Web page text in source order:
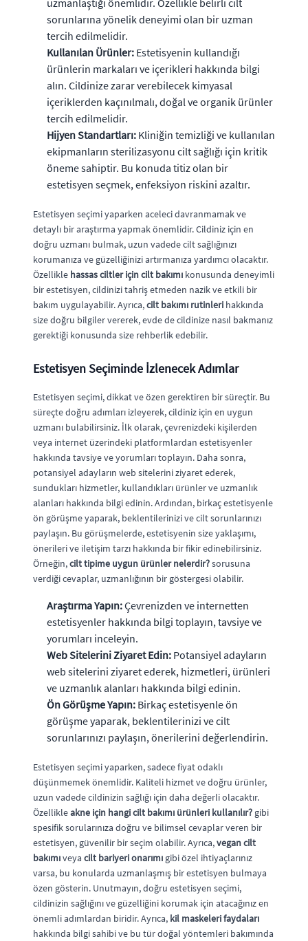
sorunlarına yönelik deneyimi olan bir uzman
tercih edilmelidir.
Kullanılan Ürünler: Estetisyenin kullandığı
ürünlerin markaları ve içerikleri hakkında bilgi
alın. Cildinize zarar verebilecek kimyasal
içeriklerden kaçınılmalı, doğal ve organik ürünler
tercih edilmelidir.
Hijyen Standartları: Kliniğin temizliği ve kullanılan
ekipmanların sterilizasyonu cilt sağlığı için kritik
öneme sahiptir. Bu konuda titiz olan bir
estetisyen seçmek, enfeksiyon riskini azaltır.
Estetisyen seçimi yaparken aceleci davranmamak ve
detaylı bir araştırma yapmak önemlidir. Cildiniz için en
doğru uzmanı bulmak, uzun vadede cilt sağlığınızı
korumanıza ve güzelliğinizi artırmanıza yardımcı olacaktır.
Özellikle hassas ciltler için cilt bakımı konusunda deneyimli
bir estetisyen, cildinizi tahriş etmeden nazik ve etkili bir
bakım uygulayabilir. Ayrıca,cilt bakımı rutinleri hakkında
size doğru bilgiler vererek, evde de cildinize nasıl bakmanız
gerektiği konusunda size rehberlik edebilir.
Estetisyen Seçiminde İzlenecek Adımlar
Estetisyen seçimi, dikkat ve özen gerektiren bir süreçtir. Bu
süreçte doğru adımları izleyerek, cildiniz için en uygun
uzmanı bulabilirsiniz. İlk olarak, çevrenizdeki kişilerden
veya internet üzerindeki platformlardan estetisyenler
hakkında tavsiye ve yorumları toplayın. Daha sonra,
potansiyel adayların web sitelerini ziyaret ederek,
sundukları hizmetler, kullandıkları ürünler ve uzmanlık
alanları hakkında bilgi edinin. Ardından, birkaç estetisyenle
ön görüşme yaparak, beklentilerinizi ve cilt sorunlarınızı
paylaşın. Bu görüşmelerde, estetisyenin size yaklaşımı,
önerileri ve iletişim tarzı hakkında bir fikir edinebilirsiniz.
Örneğin,cilt tipime uygun ürünler nelerdir?sorusuna
verdiği cevaplar, uzmanlığının bir göstergesi olabilir.
Araştırma Yapın:Çevrenizden ve internetten
estetisyenler hakkında bilgi toplayın, tavsiye ve
yorumları inceleyin.
Web Sitelerini Ziyaret Edin: Potansiyel adayların
web sitelerini ziyaret ederek, hizmetleri, ürünleri
ve uzmanlık alanları hakkında bilgi edinin.
Ön Görüşme Yapın: Birkaç estetisyenle ön
görüşme yaparak, beklentilerinizi ve cilt
sorunlarınızı paylaşın, önerilerini değerlendirin.
Estetisyen seçimi yaparken, sadece fiyat odaklı
düşünmemek önemlidir. Kaliteli hizmet ve doğru ürünler,
uzun vadede cildinizin sağlığı için daha değerli olacaktır.
Özellikleakne için hangi cilt bakımı ürünleri kullanılır? gibi
spesifik sorularınıza doğru ve bilimsel cevaplar veren bir
estetisyen, güvenilir bir seçim olabilir. Ayrıca,vegan cilt
bakımıveya cilt bariyeri onarımı gibi özel ihtiyaçlarınız
varsa, bu konularda uzmanlaşmış bir estetisyen bulmaya
özen gösterin. Unutmayın, doğru estetisyen seçimi,
cildinizin sağlığını ve güzelliğini korumak için atacağınız en
önemli adımlardan biridir. Ayrıca, kil maskeleri faydaları
hakkında bilgi sahibi ve bu tür doğal yöntemleri bakımında